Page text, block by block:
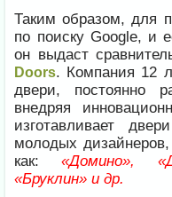
Таким образом, для
по поиску Google, и
он выдаст
Doors. Компания 12
двери, постоянно
внедряя
изготавливает
молодых
как:«Домино»,
«Бруклин» и др.